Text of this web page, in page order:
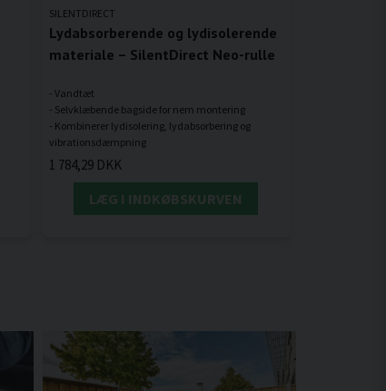
SILENTDIRECT
Lydabsorberende og lydisolerende
materiale – SilentDirect Neo-rulle
- Vandtæt
- Selvklæbende bagside for nem montering
- Kombinerer lydisolering, lydabsorbering og
vibrationsdæmpning
1 784,29 DKK
LÆG I INDKØBSKURVEN